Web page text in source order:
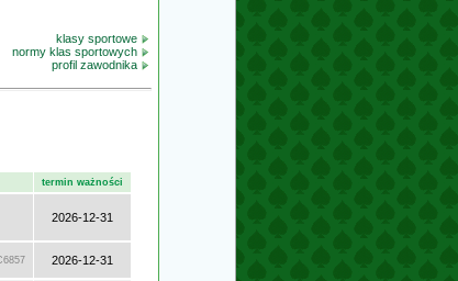
klasy sportowe
normy klas sportowych
profil zawodnika
termin ważności
2026-12-31
2026-12-31